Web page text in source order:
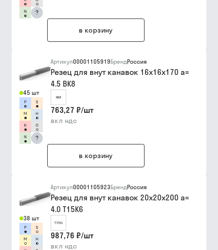
?
в корзину
45 шт
?
Артикул00001105919БрендРоссия
Резец для внут канавок 16х16х170 a=
4.5 ВК8
763,27 ₽/шт
вкл ндс
в корзину
38 шт
Артикул00001105923БрендРоссия
Резец для внут канавок 20х20х200 a=
4.0 Т15К6
987,76 ₽/шт
вкл ндс